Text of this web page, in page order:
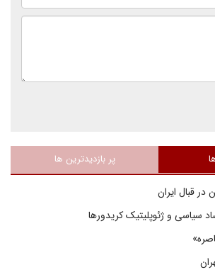
پر بازدیدترین ها
در قبال ایران
سیاسی و ژئوپلیتیک کریدورها